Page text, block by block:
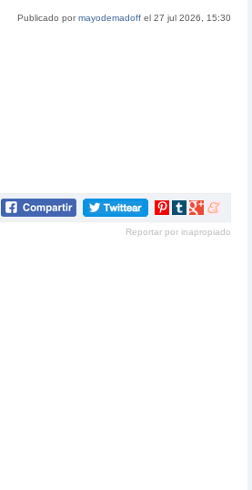
Publicado pormayodemadoff el 27 jul 2026, 15:30
Compartir
Pinterest
Compartir
tumblr
Compartir
Google+
Compartir
meneame
Reportar por inapropiado